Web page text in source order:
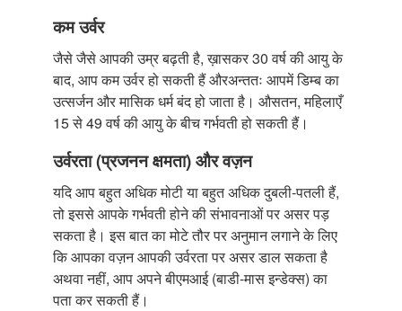
कम उर्वर
जैसे जैसे आपकी उम्र बढ़ती है, ख़ासकर 30 वर्ष की आयु के
बाद, आप कम उर्वर हो सकती हैं औरअन्ततः आपमें डिम्ब का
उत्सर्जन और मासिक धर्म बंद हो जाता है। औसतन, महिलाएँ
15 से 49 वर्ष की आयु के बीच गर्भवती हो सकती हैं।
उर्वरता (प्रजनन क्षमता) और वज़न
यदि आप बहुत अधिक मोटी या बहुत अधिक दुबली-पतली हैं,
तो इससे आपके गर्भवती होने की संभावनाओं पर असर पड़
सकता है। इस बात का मोटे तौर पर अनुमान लगाने के लिए
कि आपका वज़न आपकी उर्वरता पर असर डाल सकता है
अथवा नहीं, आप अपने बीएमआई (बाडी-मास इन्डेक्स) का
पता कर सकती हैं।